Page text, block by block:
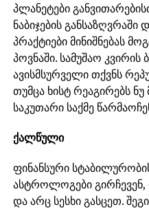
პლანეტები
ნაბიჯების
პრაქტიები მინიშნებას
პოვნაში. სამუშაო
ავისმსურველი თქვნს
თუმცა ხისტ რეაგირებს
საკუთარი საქმე
ქალწული
ფინანსური
ასტროლოგები
და არც სესხი გასცეთ.